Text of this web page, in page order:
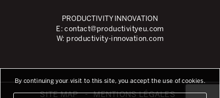
By continuing your visit to this site, you accept the use of cookies.
PRODUCTIVITY INNOVATION
E:contact@productivityeu.com
W: productivity-innovation.com
SITE MAP MENTIONS LÉGALES